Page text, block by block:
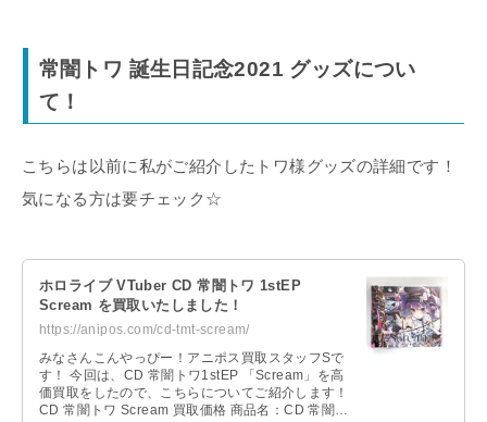
常闇トワ 誕生日記念2021 グッズについ
て！
こちらは以前に私がご紹介したトワ様グッズの詳細です！
気になる方は要チェック☆
ホロライブ VTuber CD 常闇トワ 1stEP
Scream を買取いたしました！
https://anipos.com/cd-tmt-scream/
みなさんこんやっぴー！アニポス買取スタッフSで
す！ 今回は、CD 常闇トワ1stEP 「Scream」を高
価買取をしたので、こちらについてご紹介します！
CD 常闇トワ Scream 買取価格 商品名：CD 常闇ト